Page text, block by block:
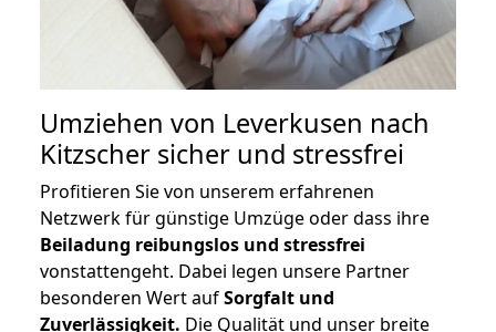
Umziehen von Leverkusen nach
Kitzscher sicher und stressfrei
Profitieren Sie von unserem erfahrenen
Netzwerk für günstige Umzüge oder dass ihre
Beiladung reibungslos und stressfrei
vonstattengeht. Dabei legen unsere Partner
besonderen Wert aufSorgfalt und
Zuverlässigkeit. Die Qualität und unser breite